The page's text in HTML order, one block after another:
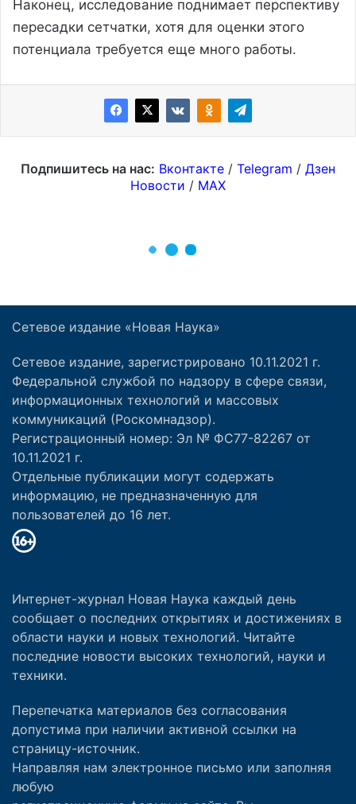
Сетевое издание «Новая Наука»
Сетевое издание, зарегистрировано 10.11.2021 г.
Федеральной службой по надзору в сфере связи,
информационных технологий и массовых
коммуникаций (Роскомнадзор).
Регистрационный номер: Эл № ФС77-82267 от
10.11.2021 г.
Отдельные публикации могут содержать
информацию, не предназначенную для
пользователей до 16 лет.
Интернет-журнал Новая Наука каждый день
сообщает о последних открытиях и достижениях в
области науки и новых технологий. Читайте
последние новости высоких технологий, науки и
техники.
Перепечатка материалов без согласования
допустима при наличии активной ссылки на
страницу-источник.
Направляя нам электронное письмо или заполняя
любую